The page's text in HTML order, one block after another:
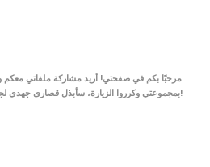
مرحبًا بكم في صفحتي! أريد مشاركة ملفاتي معكم
بمجموعتي وكرروا الزيارة، سأبذل قصارى جهدي لجعلها مفيدة لكم دومًا. شكرًا على وقتكم!